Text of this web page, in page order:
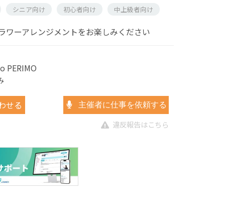
シニア向け 初心者向け 中上級者向け
ワーアレンジメントをお楽しみください
PERIMO
せる 主催者に仕事を依頼する
違反報告はこちら